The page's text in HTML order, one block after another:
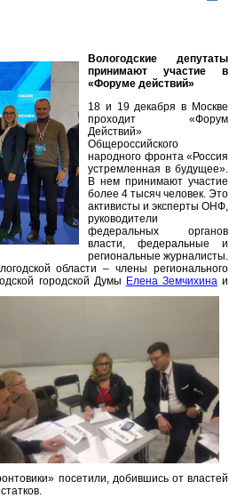
Вологодские депутаты
принимают участие в
«Форуме действий»
18 и 19 декабря в Москве
проходит «Форум
Действий»
Общероссийского
народного фронта «Россия
устремленная в будущее».
В нем принимают участие
более 4 тысяч человек. Это
активисты и эксперты ОНФ,
руководители
федеральных органов
власти, федеральные и
региональные журналисты.
области – члены регионального
городской Думы Елена Земчихинаи
посетили, добившись от властей